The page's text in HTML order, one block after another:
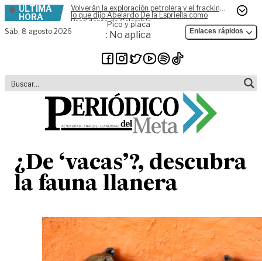
Skip to content
ÚLTIMA
HORA
Volverán la exploración petrolera y el fracking,
lo que dijo Abelardo De la Espriella como
Presidente de Colombia
Sáb, 8 agosto 2026
Pico y placa
: No aplica Enlaces rápidos
¿De ‘vacas’?, descubra
la fauna llanera